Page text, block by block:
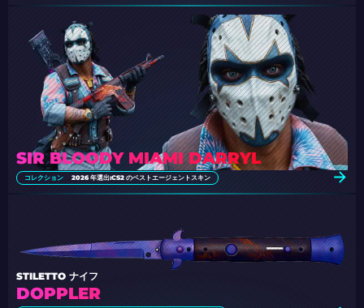
SIR BLOODY MIAMI DARRYL
コレクション 2026 年選出:CS2 のベストエージェントスキン
DOPPLER
STILETTO ナイフ